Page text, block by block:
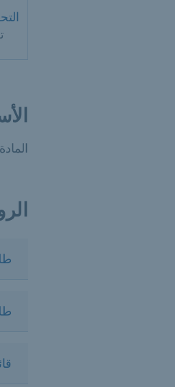
المادة 37 من القانون الجنائي وقانون الأوامر الجنائية للمقاطعات